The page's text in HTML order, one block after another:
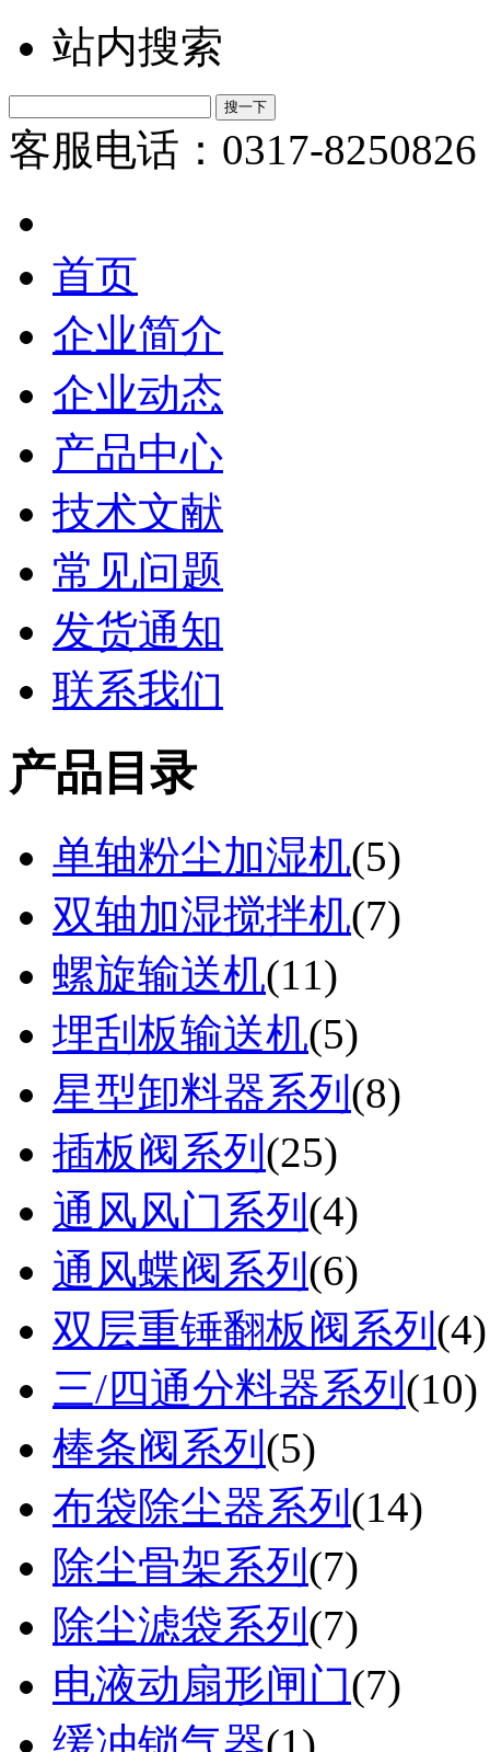
站内搜索
客服电话：0317-8250826
首页
企业简介
企业动态
产品中心
技术文献
常见问题
发货通知
联系我们
产品目录
单轴粉尘加湿机(5)
双轴加湿搅拌机(7)
螺旋输送机(11)
埋刮板输送机(5)
星型卸料器系列 (8)
插板阀系列 (25)
通风风门系列 (4)
通风蝶阀系列 (6)
双层重锤翻板阀系列 (4)
三/四通分料器系列 (10)
棒条阀系列 (5)
布袋除尘器系列 (14)
除尘骨架系列 (7)
除尘滤袋系列 (7)
电液动扇形闸门(7)